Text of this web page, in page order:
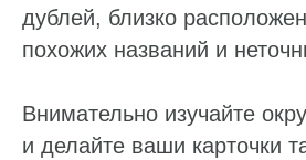
дублей, близко
похожих названий и
Внимательно изучайте
и делайте ваши карточки